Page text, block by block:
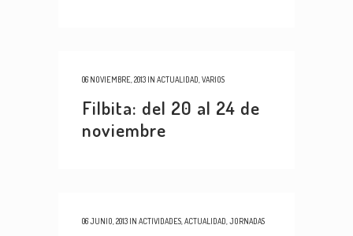
06 NOVIEMBRE, 2013 IN ACTUALIDAD VARIOS
Filbita: del 20 al 24 de
noviembre
06 JUNIO, 2013 IN ACTIVIDADES ACTUALIDAD JORNADAS